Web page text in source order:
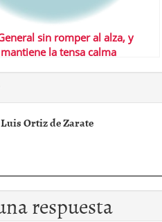
sin romper al alza, y
la tensa calma
Luis Ortiz de Zarate
respuesta